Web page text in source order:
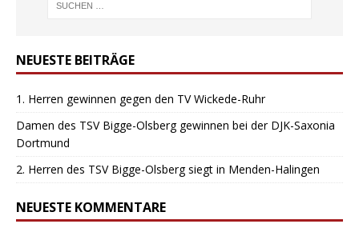
NEUESTE BEITRÄGE
1. Herren gewinnen gegen den TV Wickede-Ruhr
Damen des TSV Bigge-Olsberg gewinnen bei der DJK-Saxonia
Dortmund
2. Herren des TSV Bigge-Olsberg siegt in Menden-Halingen
NEUESTE KOMMENTARE